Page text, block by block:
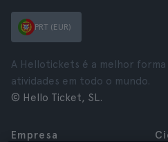
PRT (EUR)
A Hellotickets é a melhor
atividades em todo o mundo.
© Hello Ticket, SL.
Empresa